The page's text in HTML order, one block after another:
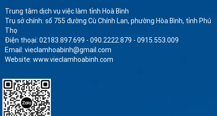
Trung tâm dịch vụ việc làm tỉnh Hoà Bình
Trụ sở chính: số 755 đường Cù Chính Lan, phường Hòa Bình, tỉnh Phú
Thọ
Điện thoại: 02183.897.699 - 090.2222.879 - 0915.553.009
Email: vieclamhoabinh@gmail.com
Website: www.vieclamhoabinh.com